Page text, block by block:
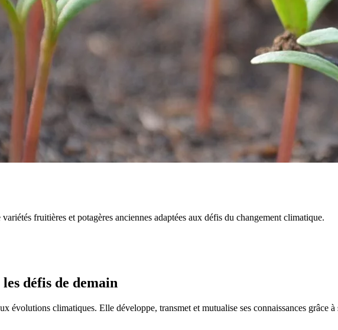
fruitières et potagères anciennes adaptées aux défis du changement climatique.
défis de demain
évolutions climatiques. Elle développe, transmet et mutualise ses connaissances grâce